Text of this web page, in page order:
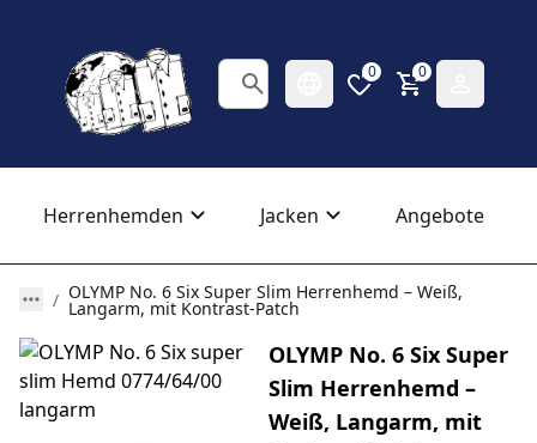
0 0
Herrenhemden Jacken Angebote
OLYMP No. 6 Six Super Slim Herrenhemd – Weiß,
Langarm, mit Kontrast-Patch
OLYMP No. 6 Six Super
Slim Herrenhemd –
Weiß, Langarm, mit